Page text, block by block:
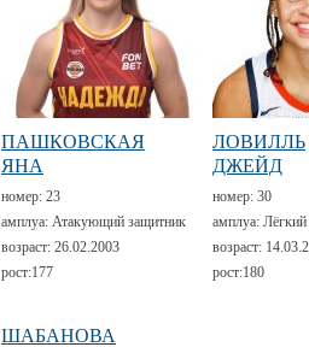
ПАШКОВСКАЯ
ЯНА
номер: 23
амплуа: Атакующий защитник
возраст: 26.02.2003
рост:177
ЛОВИЛЛЬ
ДЖЕЙД
номер: 30
амплуа:
возраст:
рост:180
ШАБАНОВА